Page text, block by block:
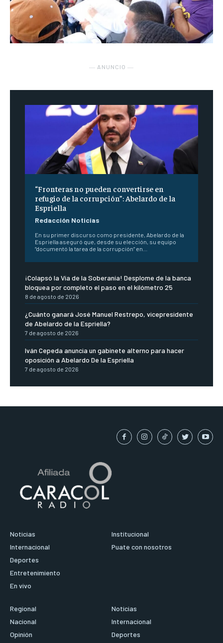
― ANUNCIO ―
“Fronteras no pueden convertirse en
refugio de la corrupción”: Abelardo de la
Espriella
Redacción Noticias
En su primer discurso como presidente, Abelardo de la
Espriella aseguró que, desde su elección, su equipo
“documentó la tarea de la corrupción” en...
¡Colapsó la Vía de la Soberanía! Desplome de la banca
bloquea por completo el paso en el kilómetro 25
8 de agosto de 2026
¿Cuánto ganará José Manuel Restrepo, vicepresidente
de Abelardo de la Espriella?
7 de agosto de 2026
Iván Cepeda anuncia un gabinete alterno para hacer
oposición a Abelardo De la Espriella
7 de agosto de 2026
Noticias
Internacional
Deportes
Entretenimiento
En vivo
Institucional
Puate con nosotros
Regional
Nacional
Opinión
Noticias
Internacional
Deportes